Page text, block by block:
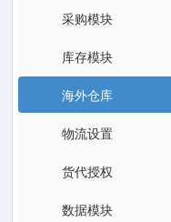
采购模块
库存模块
海外仓库
物流设置
货代授权
数据模块